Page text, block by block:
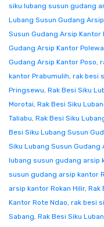
siku lubang susun gudang
Lubang Susun Gudang
Susun Gudang Arsip Kantor
Gudang Arsip Kantor
Gudang Arsip Kantor Poso,
kantor Prabumulih, rak besi
Pringsewu, Rak Besi Siku
Morotai, Rak Besi Siku
Taliabu, Rak Besi Siku
Besi Siku Lubang Susun
Siku Lubang Susun Gudang
lubang susun gudang arsip
susun gudang arsip kantor
arsip kantor Rokan Hilir, Rak
Kantor Rote Ndao, rak besi
Sabang, Rak Besi Siku